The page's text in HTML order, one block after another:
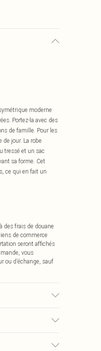
moderne
Portez-la avec des
de famille. Pour les
jour. La robe
tressé et un sac
sa forme. Cet
ce qui en fait un
des frais de douane
de commerce
seront affichés
vous
ou d’échange, sauf